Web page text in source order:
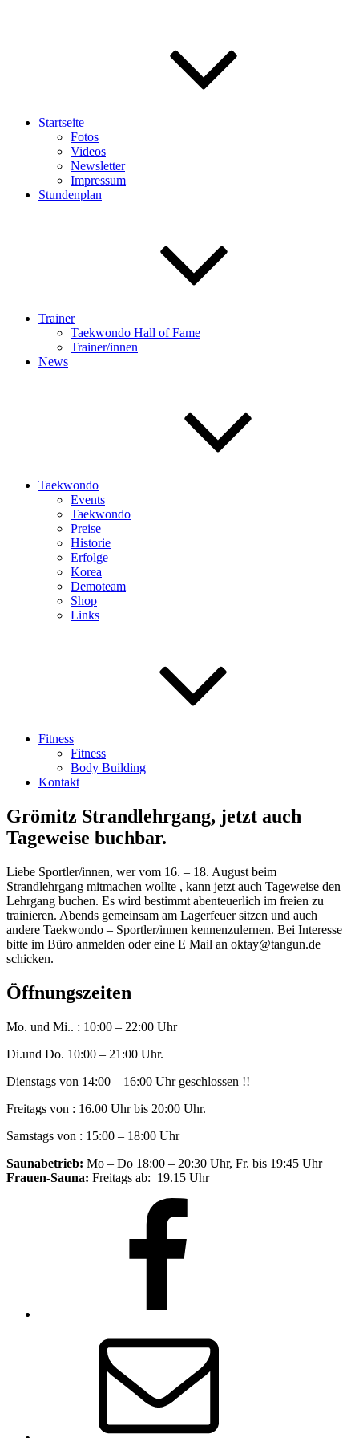
Startseite
Fotos
Videos
Newsletter
Impressum
Stundenplan
Trainer
Taekwondo Hall of Fame
Trainer/innen
News
Taekwondo
Events
Taekwondo
Preise
Historie
Erfolge
Korea
Demoteam
Shop
Links
Fitness
Fitness
Body Building
Kontakt
Grömitz Strandlehrgang, jetzt auch
Tageweise buchbar.
Liebe Sportler/innen, wer vom 16. – 18. August beim
Strandlehrgang mitmachen wollte , kann jetzt auch Tageweise den
Lehrgang buchen. Es wird bestimmt abenteuerlich im freien zu
trainieren. Abends gemeinsam am Lagerfeuer sitzen und auch
andere Taekwondo – Sportler/innen kennenzulernen. Bei Interesse
bitte im Büro anmelden oder eine E Mail an oktay@tangun.de
schicken.
Öffnungszeiten
Mo. und Mi.. : 10:00 – 22:00 Uhr
Di.und Do. 10:00 – 21:00 Uhr.
Dienstags von 14:00 – 16:00 Uhr geschlossen !!
Freitags von : 16.00 Uhr bis 20:00 Uhr.
Samstags von : 15:00 – 18:00 Uhr
Saunabetrieb: Mo – Do 18:00 – 20:30 Uhr, Fr. bis 19:45 Uhr
Frauen-Sauna: Freitags ab: 19.15 Uhr